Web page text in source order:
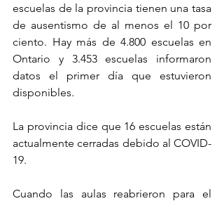
escuelas de la provincia tienen una tasa
de ausentismo de al menos el 10 por
ciento. Hay más de 4.800 escuelas en
Ontario y 3.453 escuelas informaron
datos el primer día que estuvieron
disponibles.
La provincia dice que 16 escuelas están
actualmente cerradas debido al COVID-
19.
Cuando las aulas reabrieron para el